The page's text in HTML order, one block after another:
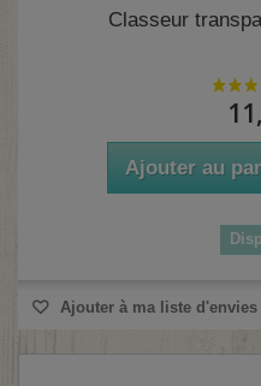
Classeur
Ajouter au
Ajouter à ma liste d'envies